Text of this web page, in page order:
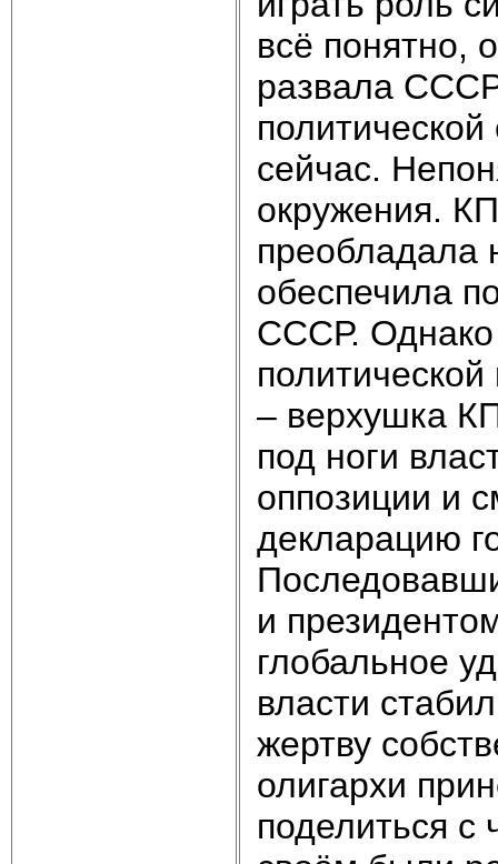
всё понятно,
развала
сейчас.
окружения.
преобладала
обеспечила
СССР. Однако
– верхушка
под ноги
оппозиции и
декларацию
и
глобальное
власти
жертву
олигархи
поделиться с